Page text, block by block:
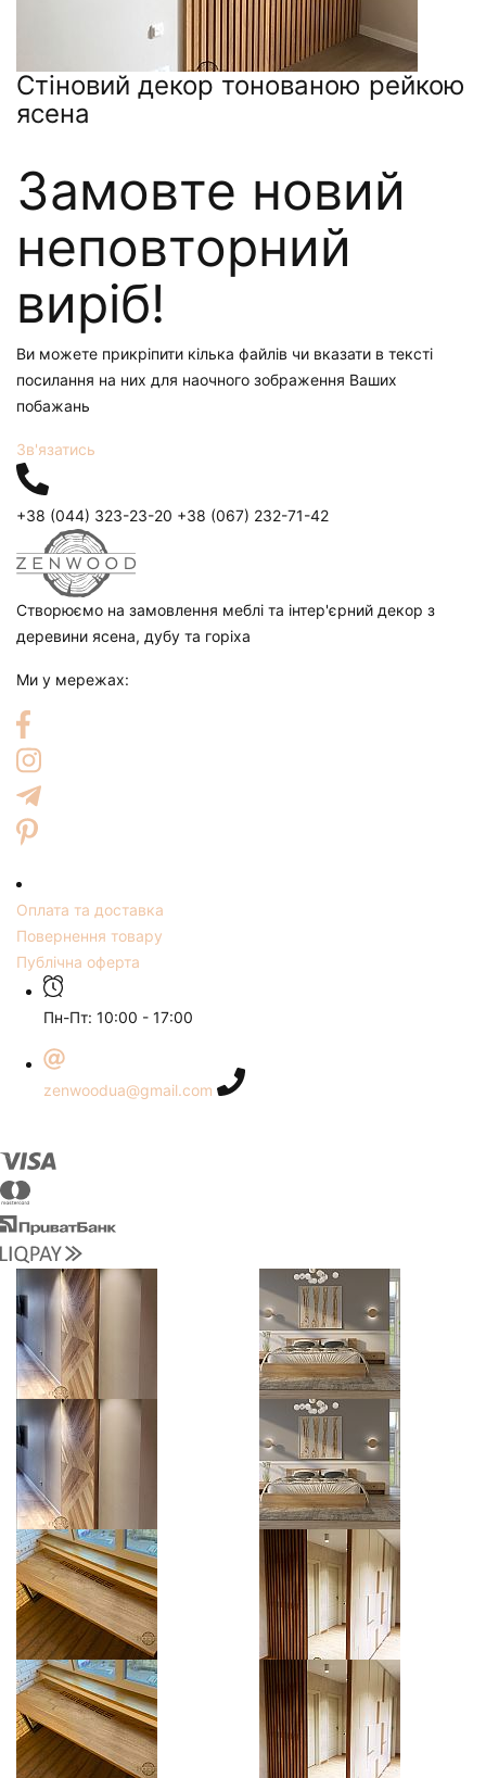
Стіновий декор тонованою рейкою
ясена
Замовте новий
неповторний
виріб!
Ви можете прикріпити кілька файлів чи вказати в тексті
посилання на них для наочного зображення Ваших
побажань
Зв'язатись
+38 (044) 323-23-20 +38 (067) 232-71-42
Створюємо на замовлення меблі та інтер'єрний декор з
деревини ясена, дубу та горіха
Ми у мережах:
Оплата та доставка
Повернення товару
Публічна оферта
Пн-Пт: 10:00 - 17:00
zenwoodua@gmail.com